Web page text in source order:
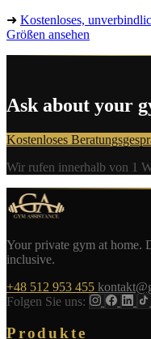
➜ Kostenloses,
Größen ansehen
Ask about your
Kostenloses
Wir rufen innerhalb von 1
Your private gym at home.
inclusive.
+48 512 953 455
Folgen Sie uns:
Produkte